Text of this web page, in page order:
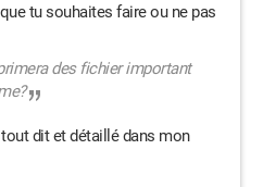
tu souhaites faire ou ne pas
des fichier important
dit et détaillé dans mon